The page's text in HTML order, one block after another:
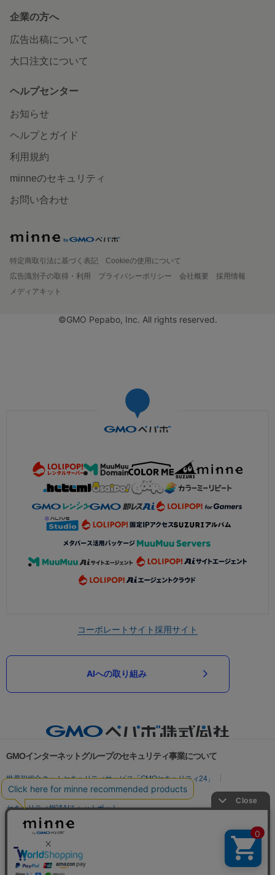
企業の方へ
広告出稿について
大口注文について
ヘルプセンター
お知らせ
ヘルプとガイド
利用規約
minneのセキュリティ
お問い合わせ
特定商取引法に基づく表記
Cookieの使用について
広告識別子の取得・利用
プライバシーポリシー 会社概要
採用情報
メディアキット
©GMO Pepabo, Inc. All rights reserved.
コーポレートサイト採用サイト
AIへの取り組み
GMOインターネットグループのセキュリティ事業について
世界初総合ネットセキュリティサービス「GMOセキュリティ24」
パスワード漏洩診断
Webサイトリスク診断
セキュリティ相談AIチャットボット
実在証明・盗聴対策
サイバー攻撃対策（GMO Flatt Security）
セキュリティ事業の軌跡